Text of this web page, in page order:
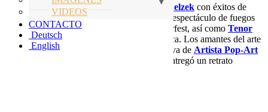
VIDEOS
CONTACTO
Deutsch
English
para momentos musicales destacados Tom Belzek con éxitos de
pop-schlager queSax Martl Banda
con un espectáculo de fuegos
artificiales de clásicos conocidos del Oktoberfest, así como Tenor
Estrella Ricardo Marinello
con su voz única. Los amantes del arte
pudieron disfrutar de una exposición exclusiva de Artista Pop-Art
a su costa, quien además entregó un retrato